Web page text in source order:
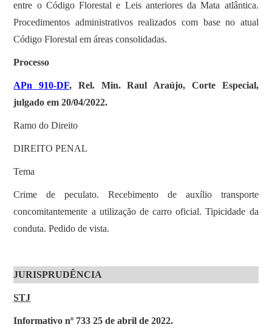
entre o Código Florestal e Leis anteriores da Mata atlântica.
Procedimentos administrativos realizados com base no atual
Código Florestal em áreas consolidadas.
Processo
APn 910-DF, Rel. Min. Raul Araújo, Corte Especial,
julgado em 20/04/2022.
Ramo do Direito
DIREITO PENAL
Tema
Crime de peculato. Recebimento de auxílio transporte
concomitantemente a utilização de carro oficial. Tipicidade da
conduta. Pedido de vista.
JURISPRUDÊNCIA
STJ
Informativo nº 733 25 de abril de 2022.